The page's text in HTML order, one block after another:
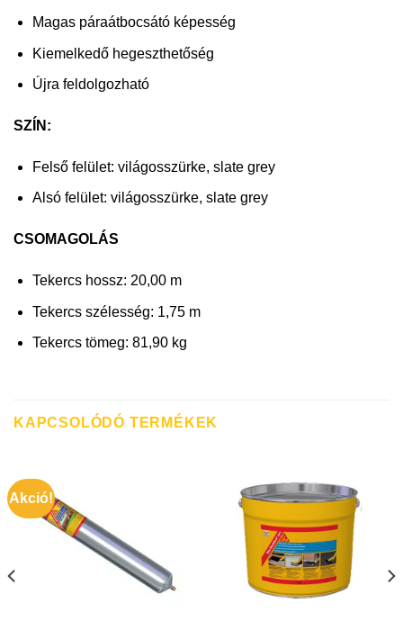
Magas páraátbocsátó képesség
Kiemelkedő hegeszthetőség
Újra feldolgozható
SZÍN:
Felső felület: világosszürke, slate grey
Alsó felület: világosszürke, slate grey
CSOMAGOLÁS
Tekercs hossz: 20,00 m
Tekercs szélesség: 1,75 m
Tekercs tömeg: 81,90 kg
KAPCSOLÓDÓ TERMÉKEK
Akció!